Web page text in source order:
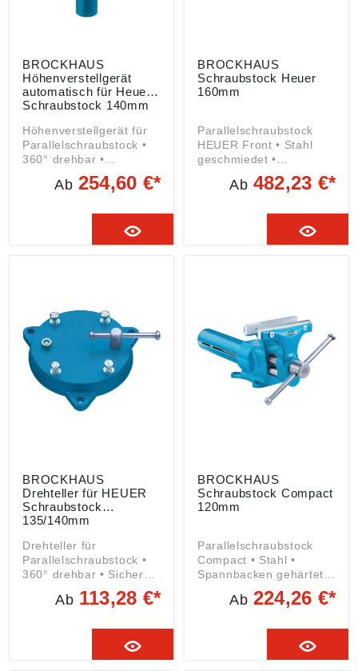
GmbH, Oestertalstr.54,
BROCKHAUS
Höhenverstellgerät
automatisch für Heuer
Schraubstock 140mm
Höhenverstellgerät für
Parallelschraubstock •
360° drehbar •
Gasdruckfeder •
Höhenverstellung bis
Lochabstände im Fuß
des Schraubstocks
Compact entsprechen
Produktsicherheitsveror
dnung ((EU) 2023/998):
Brockhaus Heuer
GmbH, Oestertalstr.54,
58840 Plettenberg, DE,
info@heuer.de
Ab 254,60 €*
BROCKHAUS
Schraubstock Heuer
160mm
Parallelschraubstock
HEUER Front • Stahl
geschmiedet •
Spannbacken gehärtet •
Amboss • Doppelt,
Prismenführung •
Trapezgewinde • Gegen
Angeschmiedete
Rohrspannbacken
Angaben gemäß
Produktsicherheitsveror
dnung ((EU) 2023/998):
Brockhaus Heuer
GmbH, Oestertalstr.54,
Ab 482,23 €*
BROCKHAUS
Drehteller für HEUER
Schraubstock
135/140mm
Drehteller für
Parallelschraubstock •
360° drehbar • Sichere
Arretierung durch
Spindelschlüssel •
Aufnahmeplatte
Eindringen von Schmutz
Ab 113,28 €*
BROCKHAUS
Schraubstock Compact
120mm
Parallelschraubstock
Compact • Stahl •
Spannbacken gehärtet •
Amboss • Messskala •
Druckfeder für sichere
gewünschten Position •
wendbare Backen mit
Ab 224,26 €*